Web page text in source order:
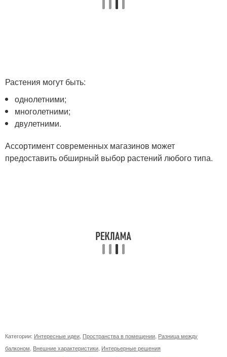
Растения могут быть:
однолетними;
многолетними;
двулетними.
Ассортимент современных магазинов может
предоставить обширный выбор растений любого типа.
Категории: Интересные идеи Пространства в помещении Разница между
балконом Внешние характеристики Интерьерные решения